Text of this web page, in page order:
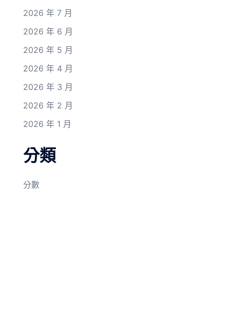
2026 年 7 月
2026 年 6 月
2026 年 5 月
2026 年 4 月
2026 年 3 月
2026 年 2 月
2026 年 1 月
分類
分數